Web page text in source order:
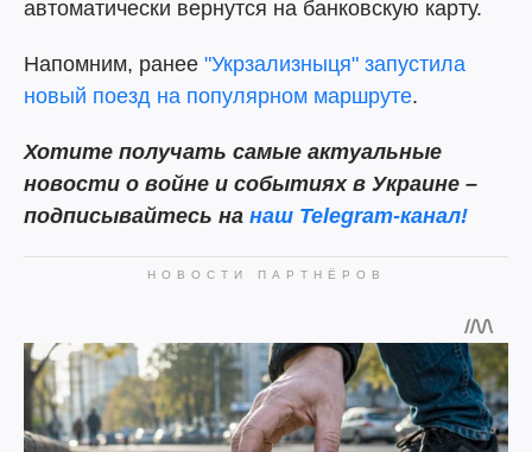
автоматически вернутся на банковскую карту.
Напомним, ранее "Укрзализныця" запустила
новый поезд на популярном маршруте.
Хотите получать самые актуальные
новости о войне и событиях в Украине –
подписывайтесь на наш Telegram-канал!